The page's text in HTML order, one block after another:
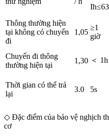
Ih≤63
Thông thường hiện
tại không có chuyến
đi
1,05
≥1
giờ
Chuyến đi thông
thường hiện tại
1,30 ＜ 1h
Thời gian có thể trả
lại
3.0 5s
◇ Đặc điểm của bảo vệ nghịch
cơ